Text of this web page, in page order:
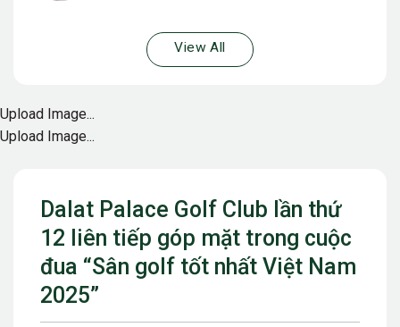
Dalat Palace Golf Club lần thứ
12 liên tiếp góp mặt trong cuộc
đua “Sân golf tốt nhất Việt Nam
2025”
View All
Upload Image...
Upload Image...